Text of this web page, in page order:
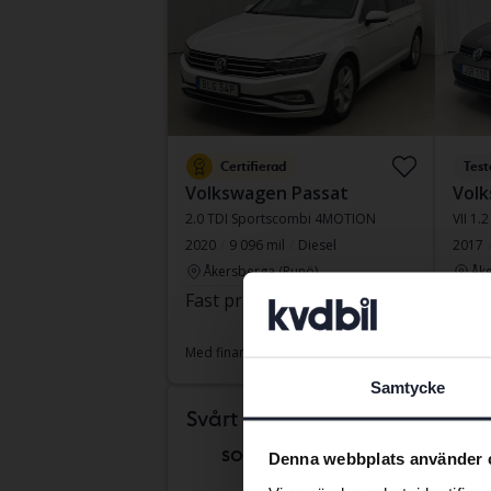
Samtycke
Denna webbplats använder
Certifierad
Volkswagen Passat
2.0 TDI Sportscombi 4MOTION
2020
9 096 mil
Diesel
Åkersberga (Runö)
Fast pris 232 900 kr
234 900 kr
Med finansiering
VII
2017
Svårt att veta vilken bil
som passar dig?